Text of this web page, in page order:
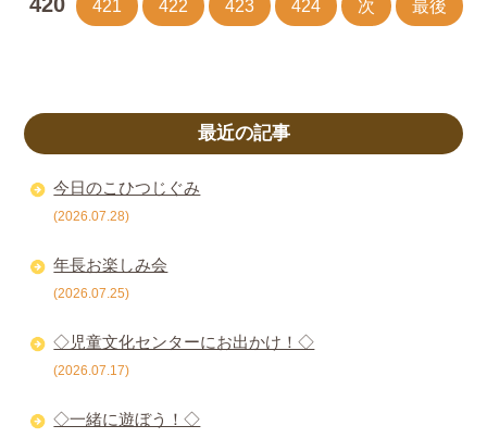
421 422 423 424 次 最後
最近の記事
今日のこひつじぐみ
(2026.07.28)
年長お楽しみ会
(2026.07.25)
◇児童文化センターにお出かけ！◇
(2026.07.17)
◇一緒に遊ぼう！◇